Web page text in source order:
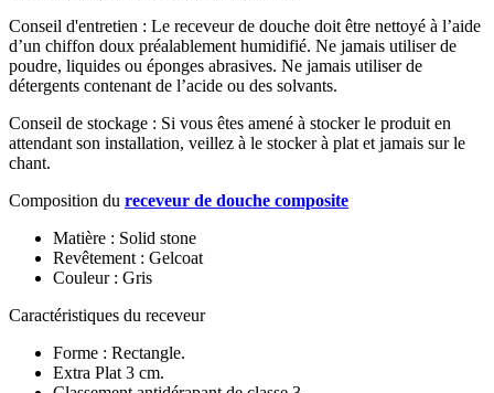
Conseil d'entretien : Le receveur de douche doit être nettoyé à l’aide
d’un chiffon doux préalablement humidifié. Ne jamais utiliser de
poudre, liquides ou éponges abrasives. Ne jamais utiliser de
détergents contenant de l’acide ou des solvants.
Conseil de stockage : Si vous êtes amené à stocker le produit en
attendant son installation, veillez à le stocker à plat et jamais sur le
chant.
Composition du receveur de douche composite
Matière : Solid stone
Revêtement : Gelcoat
Couleur : Gris
Caractéristiques du receveur
Forme : Rectangle.
Extra Plat 3 cm.